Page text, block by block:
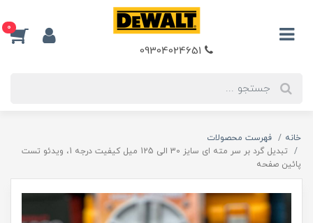
0
خانه
فهرست محصولات
تبدیل گرد بر سر مته ای سایز 30 الی 125 میل کیفیت درجه 1، ویدئو تست
پائین صفحه